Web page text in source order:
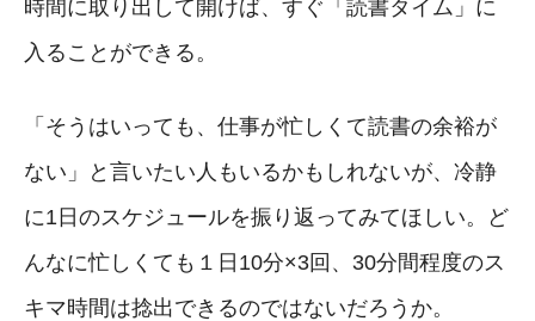
時間に取り出して開けば、すぐ「読書タイム」に
入ることができる。
「そうはいっても、仕事が忙しくて読書の余裕が
ない」と言いたい人もいるかもしれないが、冷静
に1日のスケジュールを振り返ってみてほしい。ど
んなに忙しくても１日10分×3回、30分間程度のス
キマ時間は捻出できるのではないだろうか。